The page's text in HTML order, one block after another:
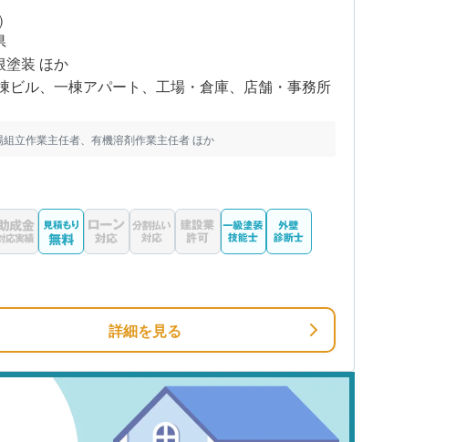
)
塗装 ほか
ビル、一棟アパート、工場・倉庫、店舗・事務所
立作業主任者、有機溶剤作業主任者 ほか
詳細を見る